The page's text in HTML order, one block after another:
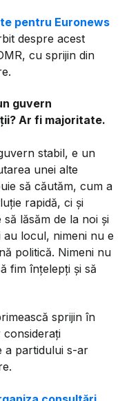
pentru Euronews
despre acest
cu sprijin din
guvern
Ar fi majoritate.
stabil, e un
unei alte
să căutăm, cum a
rapidă, ci și
lăsăm de la noi și
au locul, nimeni nu e
politică. Nimeni nu
fim înțelepți și să
sprijin în
considerați
a partidului s-ar